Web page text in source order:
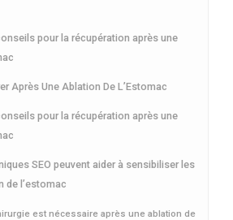
pour la récupération après une
Après Une Ablation De L’Estomac
pour la récupération après une
SEO peuvent aider à sensibiliser les
de l’estomac
est nécessaire après une ablation de